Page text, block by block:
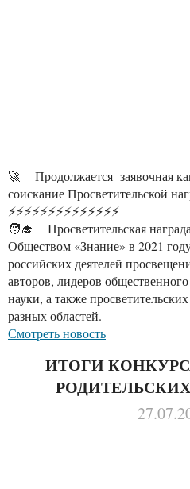
🚀 Продолжается заявочная
соискание Просветительской
⚡️⚡️⚡️⚡️⚡️⚡️⚡️⚡️⚡️⚡️⚡️⚡️⚡️⚡️
🧑‍🎓 Просветительская
Обществом «Знание» в 2021
российских деятелей
авторов, лидеров
науки, а также
разных областей.
Смотреть новость
ИТОГИ КОНКУРСА ИНИЦИАТИВ